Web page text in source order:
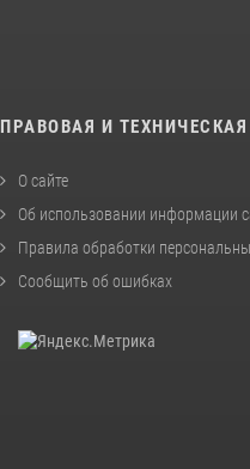
ПРАВОВАЯ И
О сайте
Об использовании информации
Правила обработки
Сообщить об ошибках